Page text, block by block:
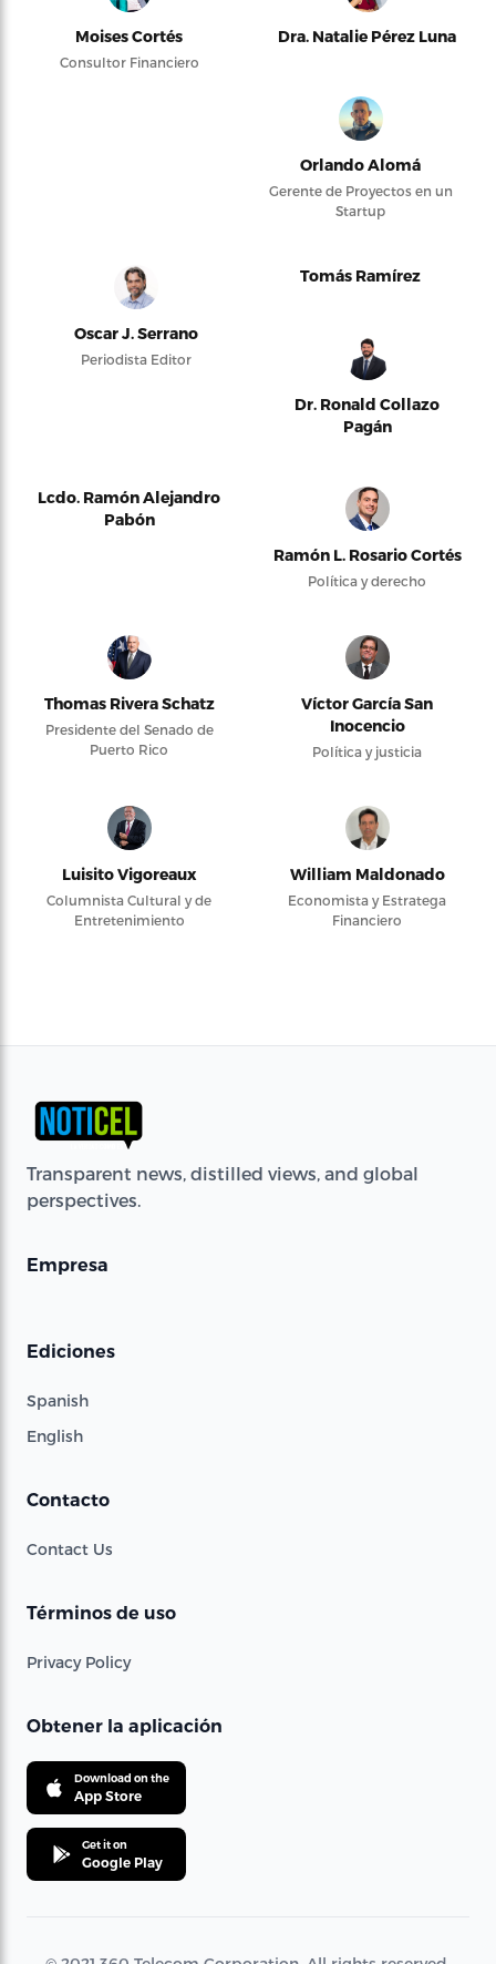
Moises Cortés
Consultor Financiero
Dra. Natalie Pérez Luna
Orlando Alomá
Gerente de Proyectos en un
Startup
Oscar J. Serrano
Periodista Editor
Tomás Ramírez
Dr. Ronald Collazo
Pagán
Lcdo. Ramón Alejandro
Pabón
Ramón L. Rosario Cortés
Política y derecho
Thomas Rivera Schatz
Presidente del Senado de
Puerto Rico
Víctor García San
Inocencio
Política y justicia
Luisito Vigoreaux
Columnista Cultural y de
Entretenimiento
William Maldonado
Economista y Estratega
Financiero
Transparent news, distilled views, and global
perspectives.
Empresa
Ediciones
Spanish
English
Contacto
Contact Us
Términos de uso
Privacy Policy
Obtener la aplicación
Download on the
App Store
Get it on
Google Play